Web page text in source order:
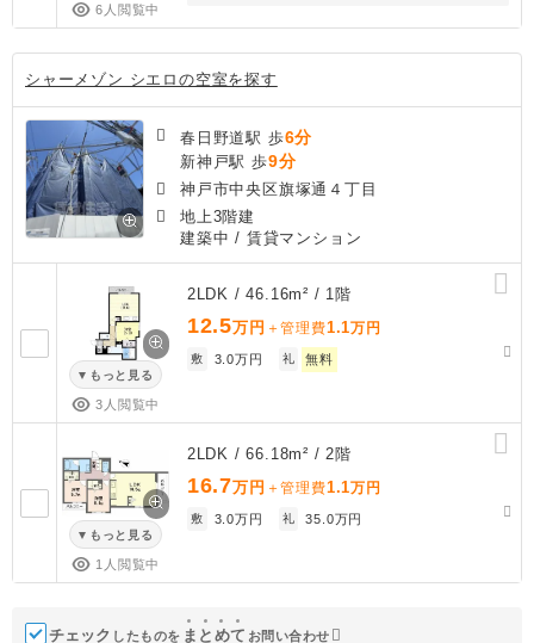
6人閲覧中
シャーメゾン シエロの空室を探す
春日野道駅 歩6分
新神戸駅 歩9分
神戸市中央区旗塚通４丁目
地上3階建
建築中 / 賃貸マンション
もっと見る
3人閲覧中
2LDK / 46.16m² / 1階
12.5万円 ＋管理費1.1万円
敷 3.0万円 礼 無料
もっと見る
1人閲覧中
2LDK / 66.18m² / 2階
16.7万円 ＋管理費1.1万円
敷 3.0万円 礼 35.0万円
チェック したものを ま と めて お問い合わせ